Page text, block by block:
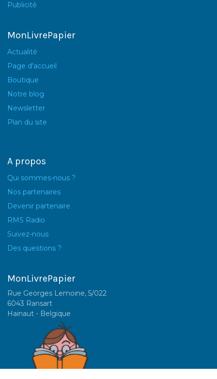
Publicité
MonLivrePapier
Actualité
Page d'accueil
Boutique
Notre blog
Newsletter
Plan du site
A propos
Qui sommes-nous ?
Nos partenaires
Devenir partenaire
RMS Radio
Suivez-nous
Des questions ?
MonLivrePapier
Rue Georges Lemoine, 5/022
6043 Ransart
Hainaut - Belgique